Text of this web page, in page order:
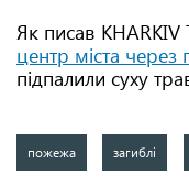
Як писав KHARKIV
центр міста через
підпалили суху
пожежа загиблі